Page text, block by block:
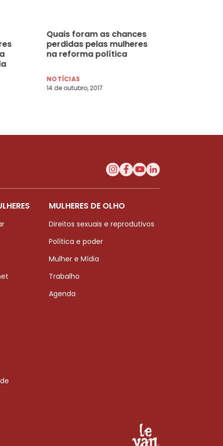
Quais foram as chances
perdidas pelas mulheres
na reforma política
NOTÍCIAS
14 de outubro, 2017
MULHERES DE OLHO
Direitos sexuais e reprodutivos
Política e poder
Mulher e Mídia
Trabalho
Agenda